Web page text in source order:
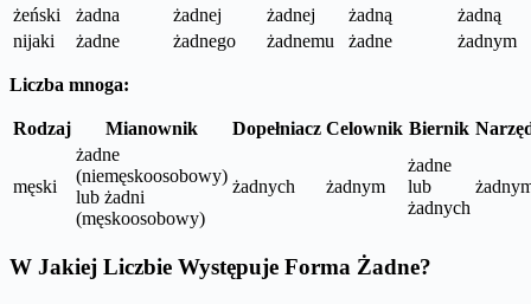
żeński żadna żadnej żadnej żadną
żadną
nijaki
żadne żadnego żadnemu żadne żadnym
Liczba mnoga:
Rodzaj Mianownik Dopełniacz Celownik Biernik
męski
żadne
(niemęskoosobowy)
lub żadni
(męskoosobowy)
żadnych żadnym
żadne
lub
żadnych
W Jakiej Liczbie Występuje Forma Żadne?